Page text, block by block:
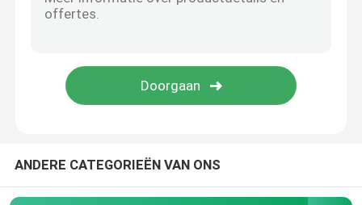
ANDERE CATEGORIEËN VAN ONS